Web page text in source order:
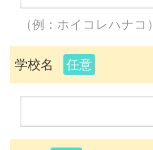
（例：ホイコレハナコ）
学校名 任意